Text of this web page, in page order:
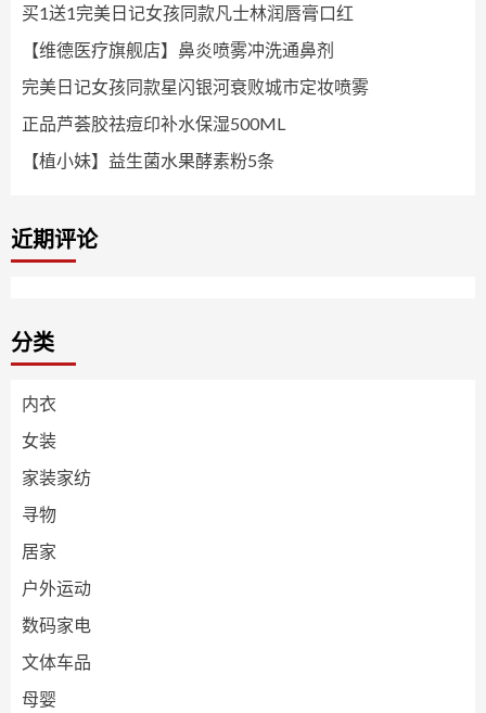
买1送1完美日记女孩同款凡士林润唇膏口红
【维德医疗旗舰店】鼻炎喷雾冲洗通鼻剂
完美日记女孩同款星闪银河衰败城市定妆喷雾
正品芦荟胶祛痘印补水保湿500ML
【植小妹】益生菌水果酵素粉5条
近期评论
分类
内衣
女装
家装家纺
寻物
居家
户外运动
数码家电
文体车品
母婴